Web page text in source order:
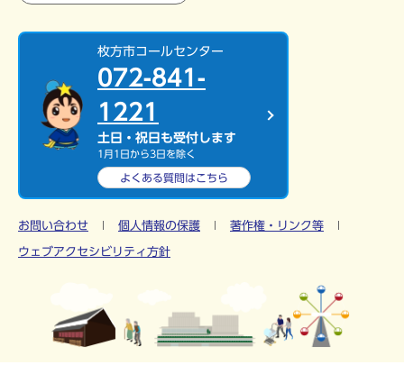
枚方市コールセンター
072-841-
1221
土日・祝日も受付します
1月1日から3日を除く
よくある質問はこちら
お問い合わせ 個人情報の保護 著作権・リンク等
ウェブアクセシビリティ方針